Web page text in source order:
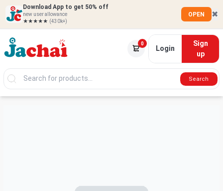
Download App to get 50% off
new user allowance
★★★★★ (430k+)
OPEN ✖
0
Login
Sign
up
Search